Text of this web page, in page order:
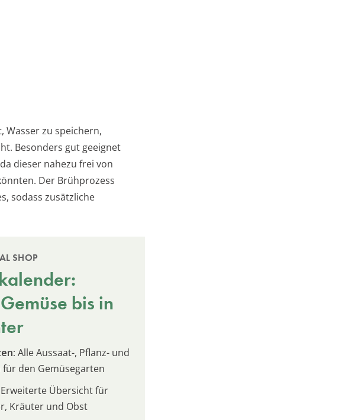
Wasser zu speichern,
Besonders gut geeignet
dieser nahezu frei von
Der Brühprozess
sodass zusätzliche
SHOP
bis in
Alle Aussaat-, Pflanz- und
für den Gemüsegarten
Erweiterte Übersicht für
Kräuter und Obst